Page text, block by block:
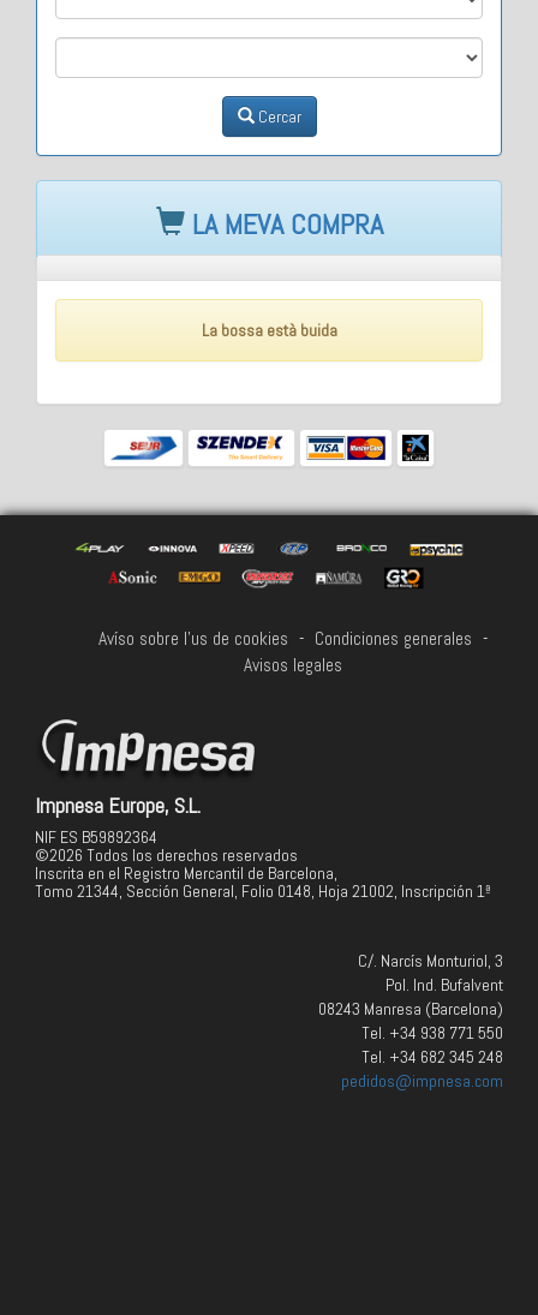
Cercar
LA MEVA COMPRA
La bossa està buida
Avíso sobre l'us de cookies - Condiciones generales -
Avisos legales
Impnesa Europe, S.L.
NIF ES B59892364
©2026 Todos los derechos reservados
Inscrita en el Registro Mercantil de Barcelona,
Tomo 21344, Sección General, Folio 0148, Hoja 21002, Inscripción 1ª
C/. Narcís Monturiol, 3
Pol. Ind. Bufalvent
08243 Manresa (Barcelona)
Tel. +34 938 771 550
Tel. +34 682 345 248
pedidos@impnesa.com